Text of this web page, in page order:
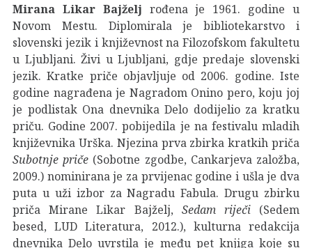
Mirana Likar Bajželj rođena je 1961. godine u
Novom Mestu. Diplomirala je bibliotekarstvo i
slovenski jezik i književnost na Filozofskom fakultetu
u Ljubljani. Živi u Ljubljani, gdje predaje slovenski
jezik. Kratke priče objavljuje od 2006. godine. Iste
godine nagrađena je Nagradom Onino pero, koju joj
je podlistak Ona dnevnika Delo dodijelio za kratku
priču. Godine 2007. pobijedila je na festivalu mladih
književnika Urška. Njezina prva zbirka kratkih priča
Subotnje priče (Sobotne zgodbe, Cankarjeva založba,
2009.) nominirana je za prvijenac godine i ušla je dva
puta u uži izbor za Nagradu Fabula. Drugu zbirku
priča Mirane Likar Bajželj, Sedam riječi(Sedem
besed, LUD Literatura, 2012.), kulturna redakcija
dnevnika Delo uvrstila je među pet knjiga koje su